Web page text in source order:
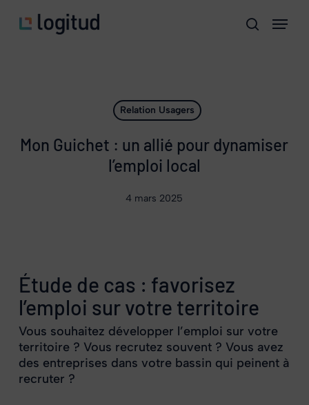
search
Menu
Relation Usagers
Mon Guichet : un allié pour dynamiser
l’emploi local
4 mars 2025
Étude de cas : favorisez
l’emploi sur votre territoire
Vous souhaitez développer l’emploi sur votre
territoire ? Vous recrutez souvent ? Vous avez
des entreprises dans votre bassin qui peinent à
recruter ?